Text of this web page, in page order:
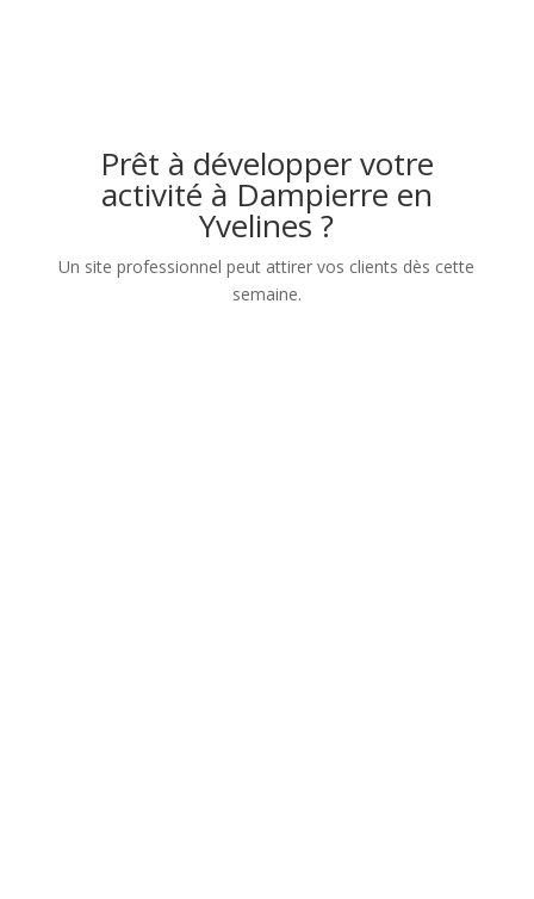
Prêt à développer votre
activité à Dampierre en
Yvelines ?
Un site professionnel peut attirer vos clients dès cette
semaine.